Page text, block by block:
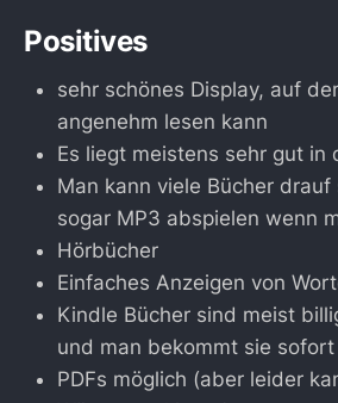
Positives
sehr schönes Display, auf
angenehm lesen kann
Es liegt meistens sehr gut in
Man kann viele Bücher drauf
sogar MP3 abspielen wenn
Hörbücher
Einfaches Anzeigen von
Kindle Bücher sind meist
und man bekommt sie sofort
PDFs möglich (aber leider